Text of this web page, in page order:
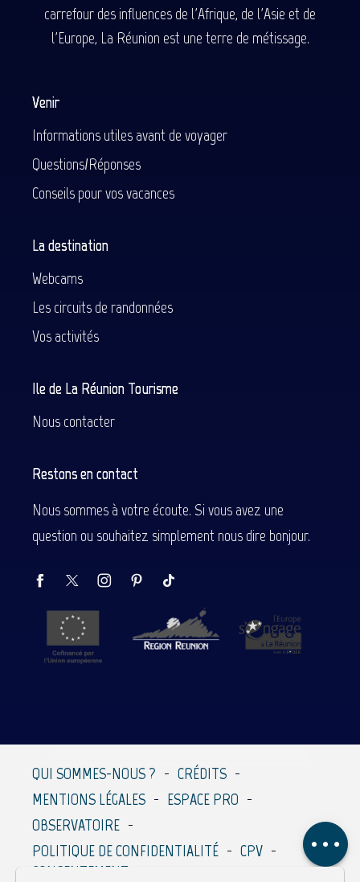
carrefour des influences de l'Afrique, de l'Asie et de
l'Europe, La Réunion est une terre de métissage.
Venir
Informations utiles avant de voyager
Questions/Réponses
Conseils pour vos vacances
La destination
Webcams
Les circuits de randonnées
Vos activités
Ile de La Réunion Tourisme
Nous contacter
Restons en contact
Nous sommes à votre écoute. Si vous avez une
question ou souhaitez simplement nous dire bonjour.
QUI SOMMES-NOUS ?
CRÉDITS
MENTIONS LÉGALES
ESPACE PRO
OBSERVATOIRE
POLITIQUE DE CONFIDENTIALITÉ
CPV
CONSENTEMENT